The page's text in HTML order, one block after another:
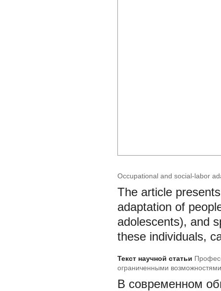
Occupational and social-labor
The article
adaptation of
adolescents), and
these individuals,
Текст научной статьи
ограниченными
В современном